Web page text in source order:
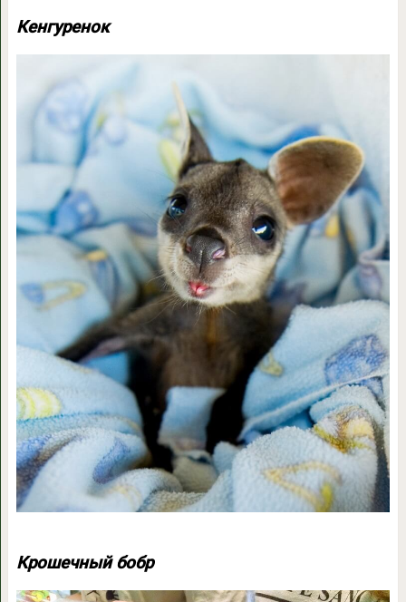
Кенгуренок
Крошечный бобр